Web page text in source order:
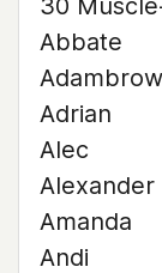
30
Abbate
Adrian
Alec
Alexander
Amanda
Andi